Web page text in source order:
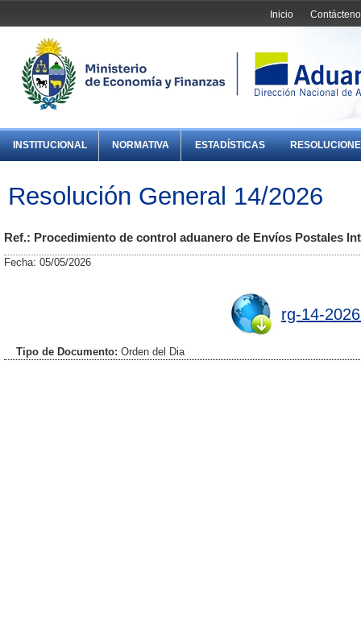
Inicio
INSTITUCIONAL NORMATIVA ESTADÍSTICAS
Resolución General 14/2026
Ref.: Procedimiento de control aduanero de Envíos Postales
Fecha: 05/05/2026
rg-14-
Tipo de Documento: Orden del Dia